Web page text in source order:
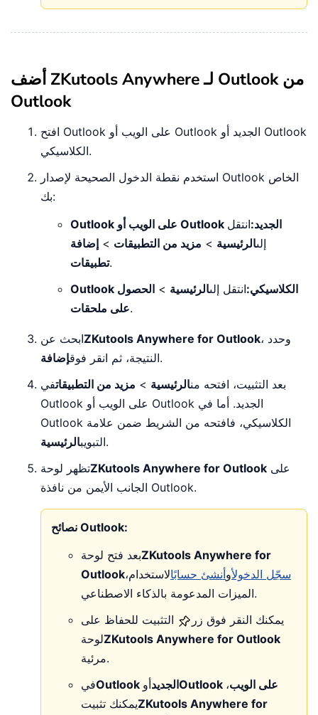
أضف ZKutools Anywhere لـ Outlook من
Outlook
افتح Outlook على الويب أو Outlook الجديد أو Outlook
الكلاسيكي.
استخدم نقطة الدخول الصحيحة لإصدار Outlook الخاص
بك:
Outlook على الويب أو Outlook الجديد:انتقل
إلىالرئيسية > مزيد من التطبيقات > إضافة
تطبيقات.
Outlook الكلاسيكي:انتقل إلىالرئيسية > الحصول
على ملحقات.
ابحث عنZKutools Anywhere for Outlook، وحدد
النتيجة، ثم انقر فوقإضافة
.
بعد التثبيت، افتحه منالرئيسية > مزيد من التطبيقاتفي
Outlook على الويب أو Outlook الجديد. أما في
Outlook الكلاسيكي، فافتحه من الشريط ضمن علامة
التبويبالرئيسية
.
تظهر لوحةZKutools Anywhere for Outlook
الجانب الأيمن من نافذة Outlook.
نصائح Outlook:
بعد فتح لوحةZKutools Anywhere for
Outlook، سجّل الدخولأوأنشئ حسابًالاستخدام
الميزات المدعومة بالذكاء الاصطناعي.
يمكنك النقر فوق زر
التثبيت للحفاظ على
لوحةZKutools Anywhere for Outlook
مرئية.
في
Outlook الجديدأو Outlook على الويب،
يمكنك تثبيتZKutools Anywhere for